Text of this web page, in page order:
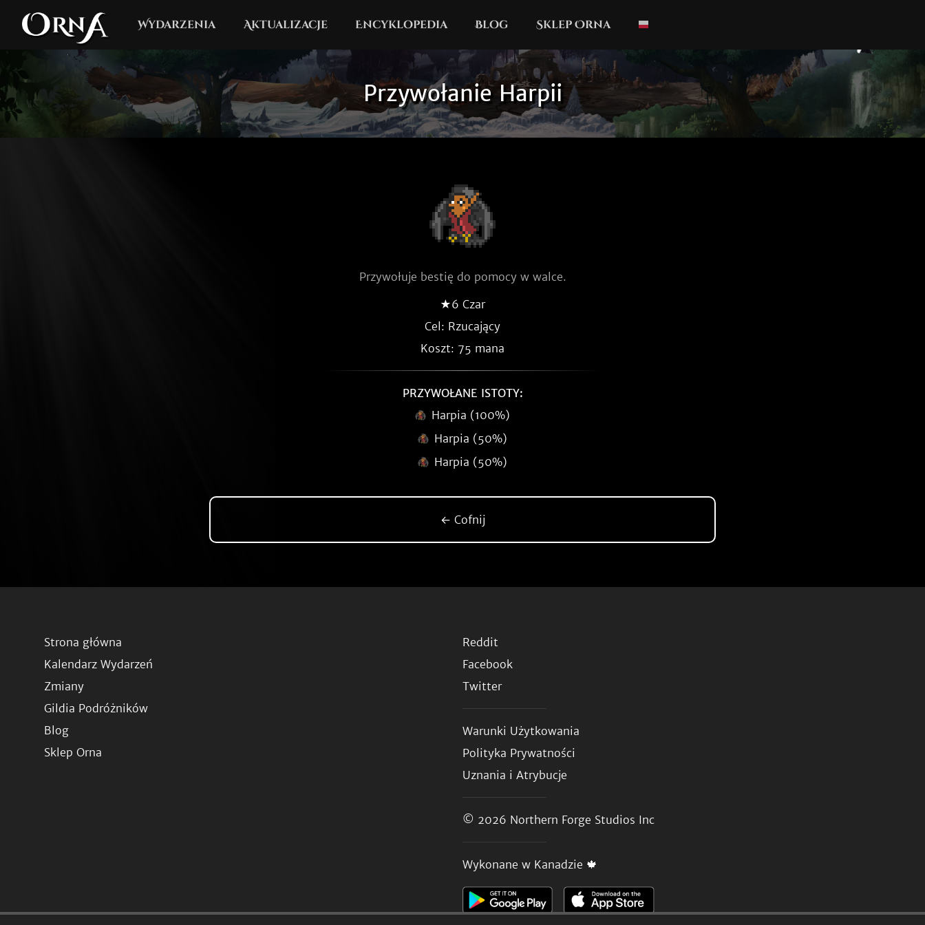
Wydarzenia Aktualizacje Encyklopedia Blog Sklep Orna
Przywołanie Harpii
Przywołuje bestię do pomocy w walce.
★6 Czar
Cel: Rzucający
Koszt: 75 mana
PRZYWOŁANE ISTOTY:
Harpia (100%)
Harpia (50%)
Harpia (50%)
← Cofnij
Strona główna
Kalendarz Wydarzeń
Zmiany
Gildia Podróżników
Blog
Sklep Orna
Reddit
Facebook
Twitter
Warunki Użytkowania
Polityka Prywatności
Uznania i Atrybucje
© 2026 Northern Forge Studios Inc
Wykonane w Kanadzie 🍁